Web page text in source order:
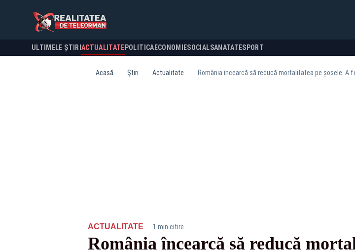
ULTIMELE ȘTIRI ACTUALITATE POLITICA ECONOMIESOCIALSANATATESPORT
Acasă Știri Actualitate România încearcă să reducă mortalitatea pe șosele. A
ACTUALITATE· 1 min citire
România încearcă să reducă